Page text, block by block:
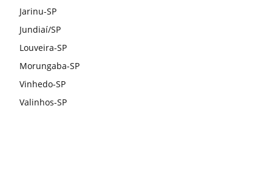
Jarinu-SP
Jundiaí/SP
Louveira-SP
Morungaba-SP
Vinhedo-SP
Valinhos-SP